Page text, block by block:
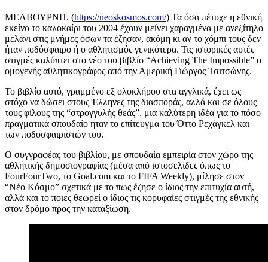
ΜΕΛΒΟΥΡΝΗ. (https://neoskosmos.com/) Τα όσα πέτυχε η εθνική
εκείνο το καλοκαίρι του 2004 έχουν μείνει χαραγμένα με ανεξίτηλο
μελάνι στις μνήμες όσων τα έζησαν, ακόμη κι αν το χόμπι τους δεν
ήταν ποδόσφαιρο ή ο αθλητισμός γενικότερα. Τις ιστορικές αυτές
στιγμές καλύπτει στο νέο του βιβλίο “Achieving The Impossible” ο
ομογενής αθλητικογράφος από την Αμερική Γιώργος Τσιτσώνης.
Το βιβλίο αυτό, γραμμένο εξ ολοκλήρου στα αγγλικά, έχει ως
στόχο να δώσει στους Έλληνες της διασποράς, αλλά και σε όλους
τους φίλους της “στρογγυλής θεάς”, μια καλύτερη ιδέα για το πόσο
πραγματικά σπουδαίο ήταν το επίτευγμα του Όττο Ρεχάγκελ και
των ποδοσφαιριστών του.
Ο συγγραφέας του βιβλίου, με σπουδαία εμπειρία στον χώρο της
αθλητικής δημοσιογραφίας (μέσα από ιστοσελίδες όπως το
FourFourTwo, το Goal.com και το FIFA Weekly), μίλησε στον
“Νέο Κόσμο” σχετικά με το πως έζησε ο ίδιος την επιτυχία αυτή,
αλλά και το ποιες θεωρεί ο ίδιος τις κορυφαίες στιγμές της εθνικής
στον δρόμο προς την καταξίωση.